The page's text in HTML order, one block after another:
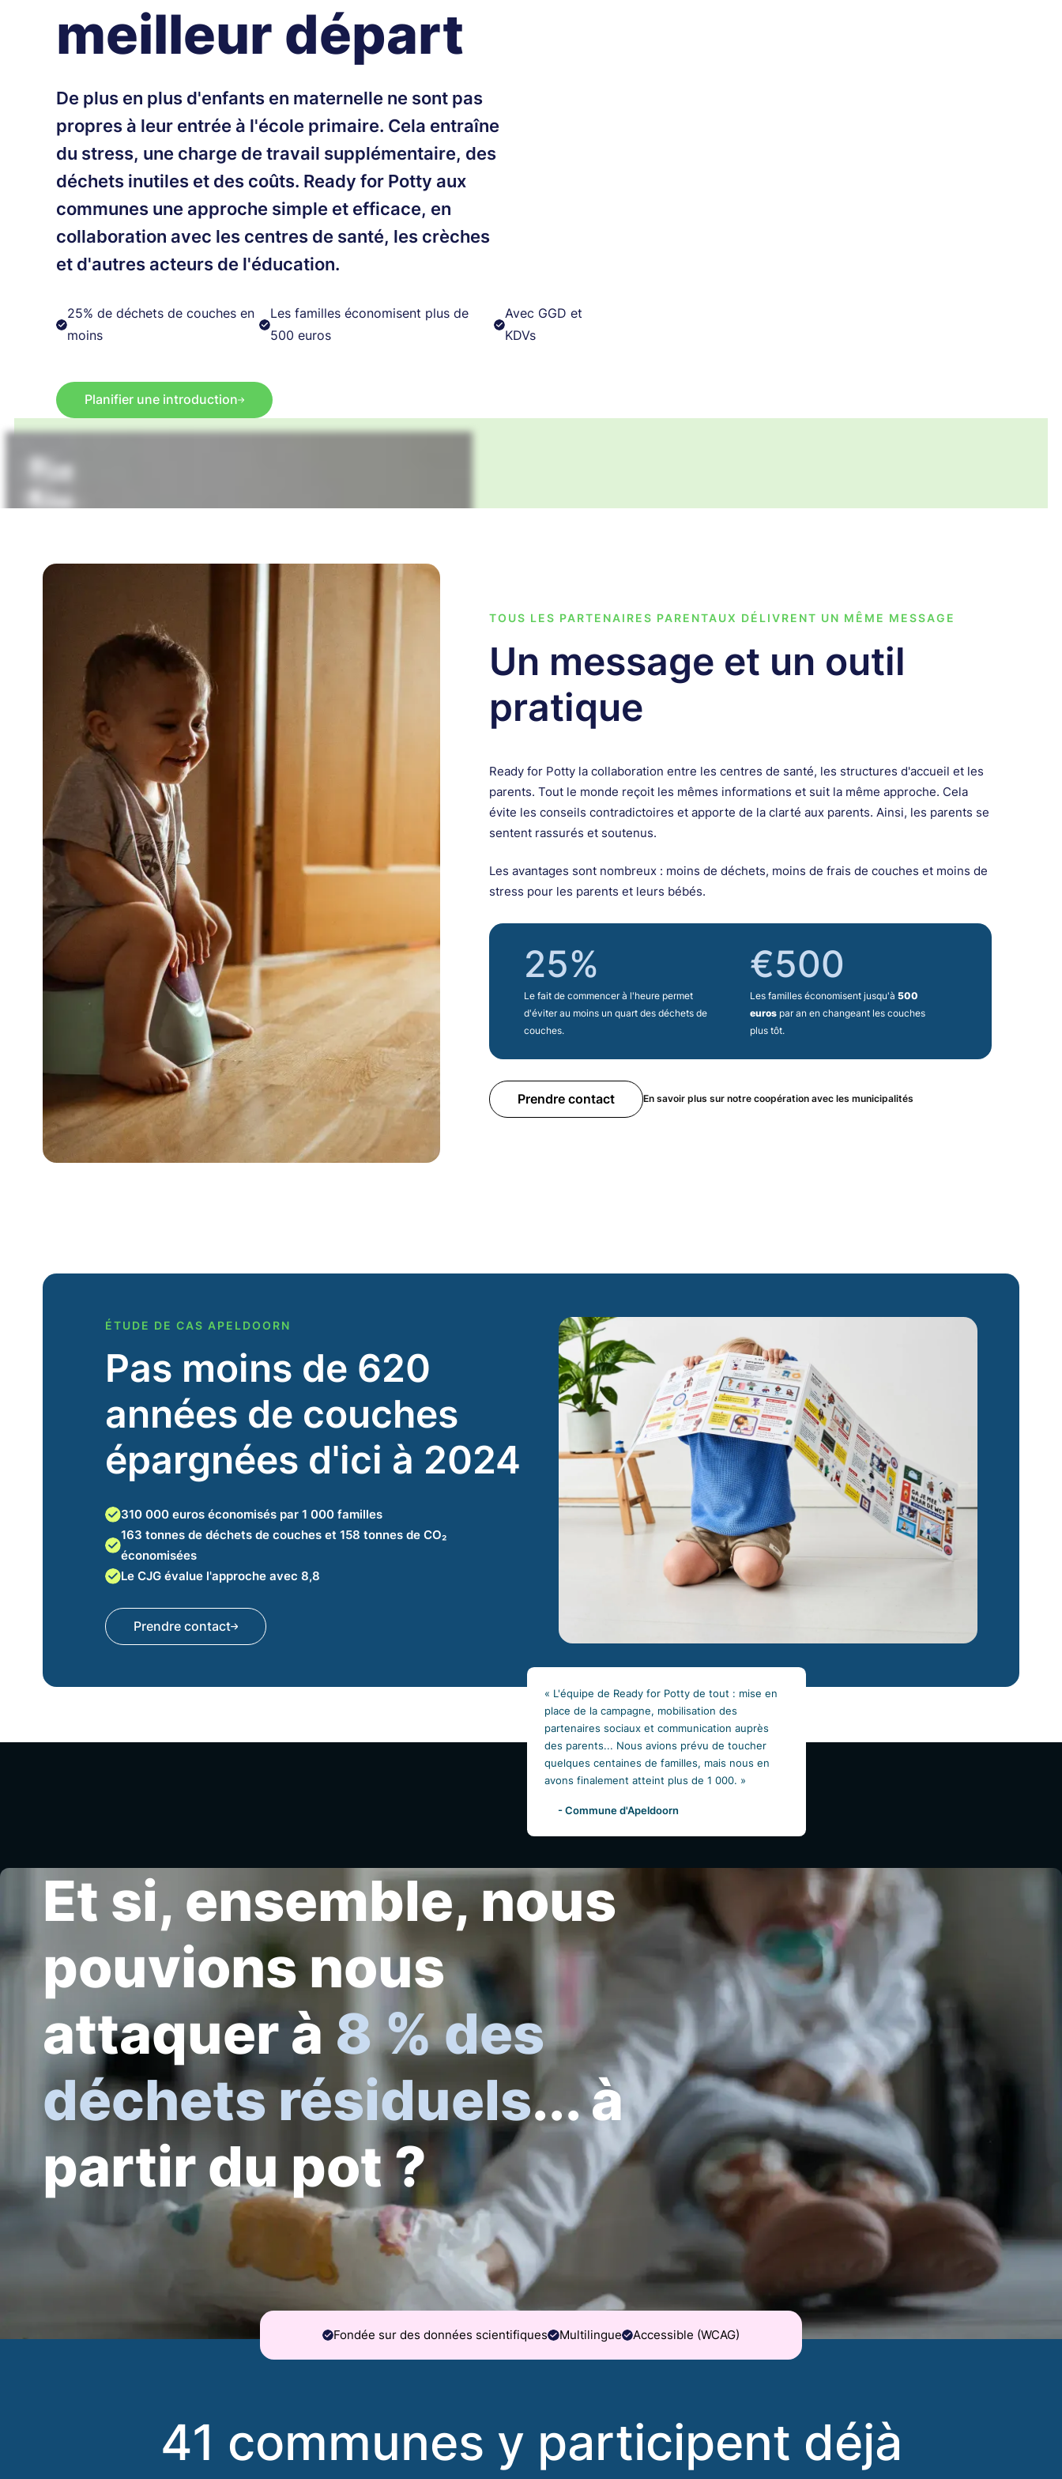
meilleur départ
De plus en plus d'enfants en maternelle ne sont pas
propres à leur entrée à l'école primaire. Cela entraîne
du stress, une charge de travail supplémentaire, des
déchets inutiles et des coûts. Ready for Potty aux
communes une approche simple et efficace, en
collaboration avec les centres de santé, les crèches
et d'autres acteurs de l'éducation.
25% de déchets de couches en
moins
Les familles économisent plus de
500 euros
Avec GGD et
KDVs
Planifier une introduction
TOUS LES PARTENAIRES PARENTAUX DÉLIVRENT UN MÊME MESSAGE
Un message et un outil
pratique
Ready for Potty la collaboration entre les centres de santé, les structures d'accueil et les
parents. Tout le monde reçoit les mêmes informations et suit la même approche. Cela
évite les conseils contradictoires et apporte de la clarté aux parents. Ainsi, les parents se
sentent rassurés et soutenus.
Les avantages sont nombreux : moins de déchets, moins de frais de couches et moins de
stress pour les parents et leurs bébés.
25%
Le fait de commencer à l'heure permet
d'éviter au moins un quart des déchets de
couches.
€500
Les familles économisent jusqu'à500
euros par an en changeant les couches
plus tôt.
Prendre contact En savoir plus sur notre coopération avec les municipalités
ÉTUDE DE CAS APELDOORN
Pas moins de 620
années de couches
épargnées d'ici à 2024
310 000 euros économisés par 1 000 familles
163 tonnes de déchets de couches et 158 tonnes de CO₂
économisées
Le CJG évalue l'approche avec 8,8
Prendre contact
« L'équipe de Ready for Potty de tout : mise en
place de la campagne, mobilisation des
partenaires sociaux et communication auprès
des parents... Nous avions prévu de toucher
quelques centaines de familles, mais nous en
avons finalement atteint plus de 1 000. »
- Commune d'Apeldoorn
Et si, ensemble, nous
pouvions nous
attaquer à 8 % des
déchets résiduels... à
partir du pot ?
Fondée sur des données scientifiques Multilingue Accessible (WCAG)
41 communes y participent déjà